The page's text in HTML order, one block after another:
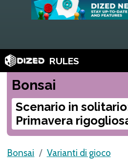
RULES
Bonsai
Scenario in
Primavera
Bonsai
Varianti di gioco